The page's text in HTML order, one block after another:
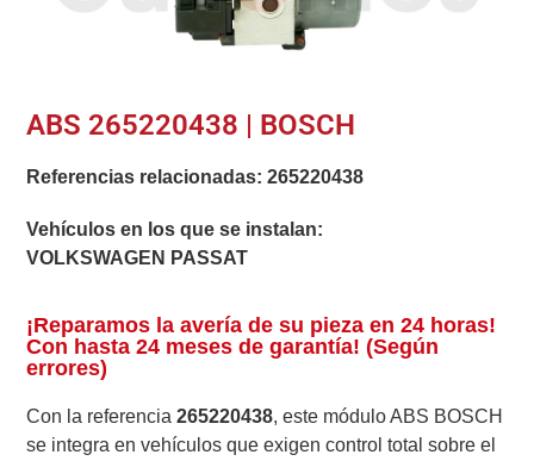
ABS 265220438 | BOSCH
Referencias relacionadas:265220438
Vehículos en los que se instalan:
VOLKSWAGEN PASSAT
¡Reparamos la avería de su pieza en 24 horas!
Con hasta 24 meses de garantía! (Según
errores)
Con la referencia265220438, este módulo ABS BOSCH
se integra en vehículos que exigen control total sobre el